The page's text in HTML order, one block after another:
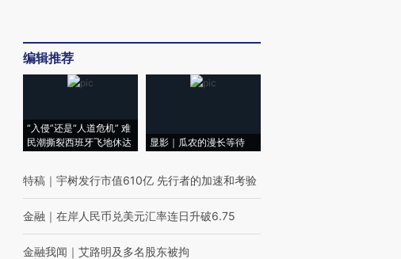
编辑推荐
“入侵”还是“人道危机” 难
民潮撕裂西班牙飞地休达
显影｜瓜农的漫长等待
特稿 ｜ 宇树发行市值610亿 先行者的加速和考验
金融 ｜ 在岸人民币兑美元汇率连日升破6.75
金融我闻 ｜ 艾路明及多名股东被拘